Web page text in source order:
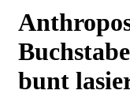
bunt